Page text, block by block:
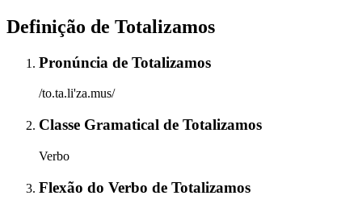
Definição de Totalizamos
Pronúncia de Totalizamos
/to.ta.li'za.mus/
Classe Gramatical de Totalizamos
Verbo
Flexão do Verbo de Totalizamos